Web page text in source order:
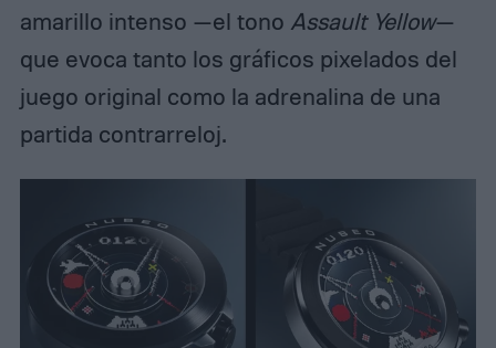
amarillo intenso —el tono Assault Yellow—
que evoca tanto los gráficos pixelados del
juego original como la adrenalina de una
partida contrarreloj.